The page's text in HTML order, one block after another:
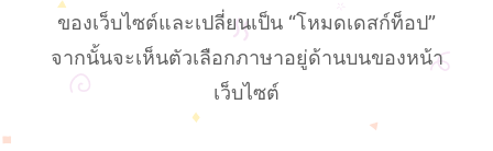
ของเว็บไซต์และเปลี่ยนเป็น “โหมดเดสก์ท็อป”
จากนั้นจะเห็นตัวเลือกภาษาอยู่ด้านบนของหน้า
เว็บไซต์